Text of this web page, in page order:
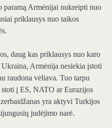
paramą Armėnijai nukreipti nuo
priklausys nuo taikos
daug kas priklausys nuo karo
Armėnija nesiekia įstoti
raudona vėliava. Tuo tarpu
stoti į ES, NATO ar Eurazijos
yra aktyvi Turkijos
judėjimo narė.